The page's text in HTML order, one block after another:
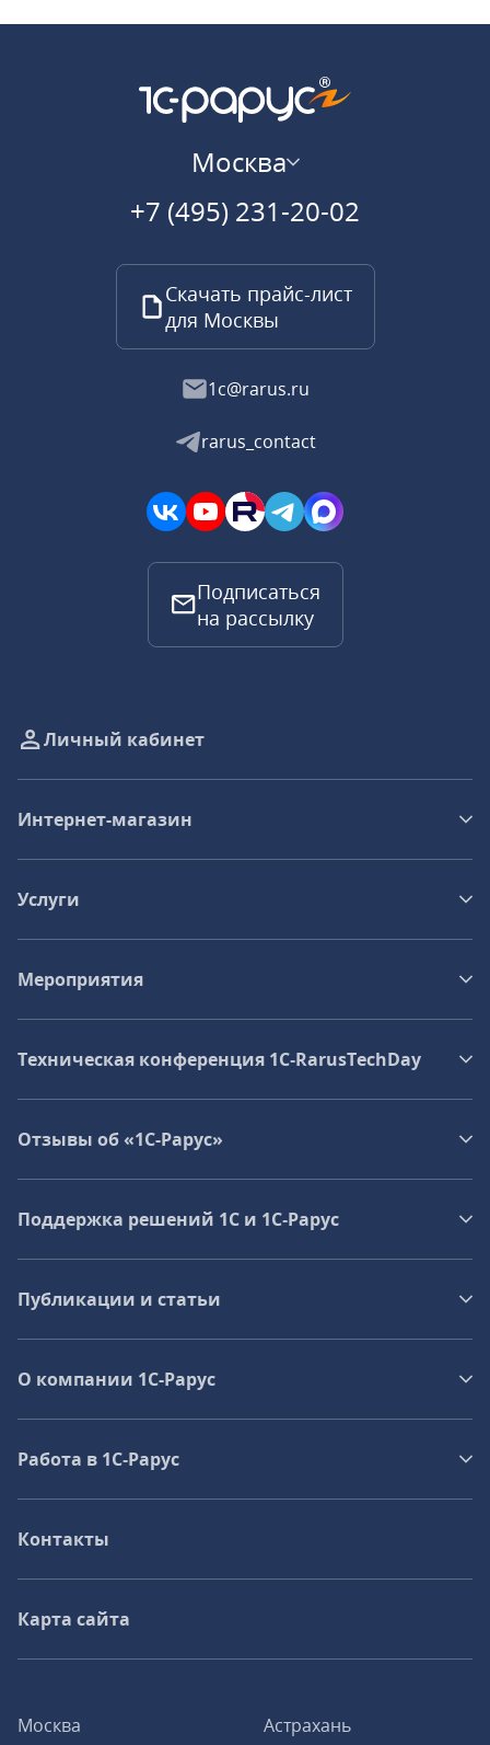
Москва
+7 (495) 231-20-02
Скачать прайс-лист
для Москвы
1c@rarus.ru
rarus_contact
Подписаться
на рассылку
Москва
Астрахань
Личный кабинет
Интернет-магазин
Услуги
Мероприятия
Техническая конференция 1C‑RarusTechDay
Отзывы об «1С-Рарус»
Поддержка решений 1С и 1С‑Рарус
Публикации и статьи
О компании 1C-Рарус
Работа в 1С‑Рарус
Контакты
Карта сайта